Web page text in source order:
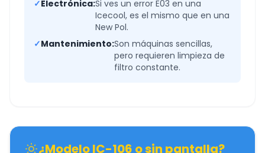
✓Electrónica:Si ves un error E03 en una
Icecool, es el mismo que en una
New Pol.
✓Mantenimiento:Son máquinas sencillas,
pero requieren limpieza de
filtro constante.
¿Modelo IC-106 o sin pantalla?